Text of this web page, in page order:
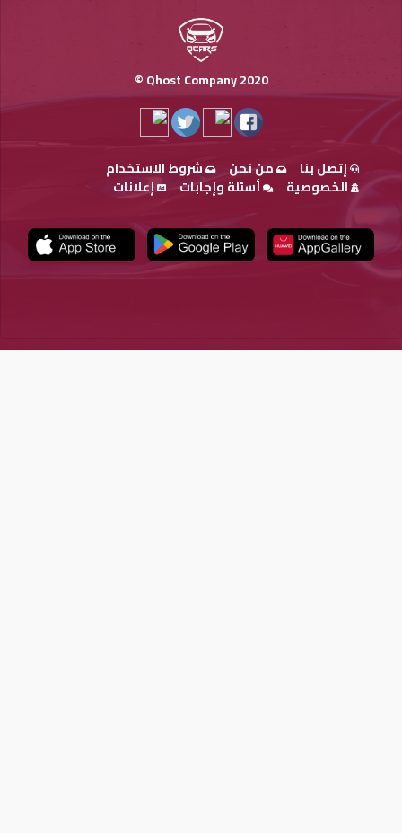
Qhost Company 2020 ©
إتصل بنا من نحن
شروط الاستخدام
الخصوصية
أسئلة وإجابات إعلانات